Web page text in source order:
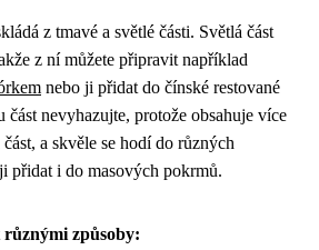
z tmavé a světlé části. Světlá část
z ní můžete připravit například
nebo ji přidat do čínské restované
část nevyhazujte, protože obsahuje více
a skvěle se hodí do různých
přidat i do masových pokrmů.
způsoby: